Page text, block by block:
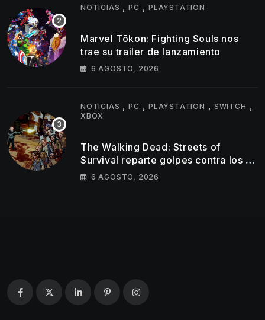
NOTICIAS ,PC ,PLAYSTATION
Marvel Tōkon: Fighting Souls nos
trae su trailer de lanzamiento
6 AGOSTO, 2026
NOTICIAS ,PC ,PLAYSTATION , SWITCH ,
XBOX
The Walking Dead: Streets of
Survival reparte golpes contra los no
muertos en su nuevo tráiler
6 AGOSTO, 2026